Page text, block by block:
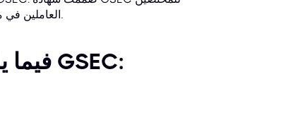
العاملين في مجال أمن المعلومات والذين يمتلكون معرفة أساسية بمفاهيم الأنظمة والشبكات.
فيما يلي المواضيع التي يغطيها امتحان شهادة GSEC: